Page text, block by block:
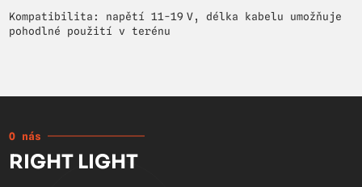
Kompatibilita: napětí 11-19 V, délka kabelu umožňuje
pohodlné použití v terénu
O nás
RIGHT LIGHT